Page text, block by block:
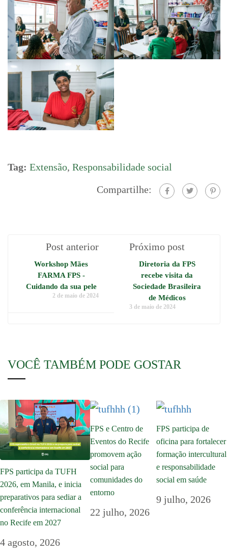
Tag: Extensão, Responsabilidade social
Compartilhe:
Post anterior
Workshop Mães
FARMA FPS -
Cuidando da sua pele
2 de maio de 2024
Próximo post
Diretoria da FPS
recebe visita da
Sociedade Brasileira
de Médicos
3 de maio de 2024
VOCÊ TAMBÉM PODE GOSTAR
FPS participa da TUFH
2026, em Manila, e inicia
preparativos para sediar a
conferência internacional
no Recife em 2027
4 agosto, 2026
FPS e Centro de
Eventos do Recife
promovem ação
social para
comunidades do
entorno
22 julho, 2026
FPS participa de
oficina para fortalecer
formação intercultural
e responsabilidade
social em saúde
9 julho, 2026